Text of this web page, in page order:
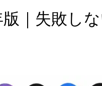
｜失敗し